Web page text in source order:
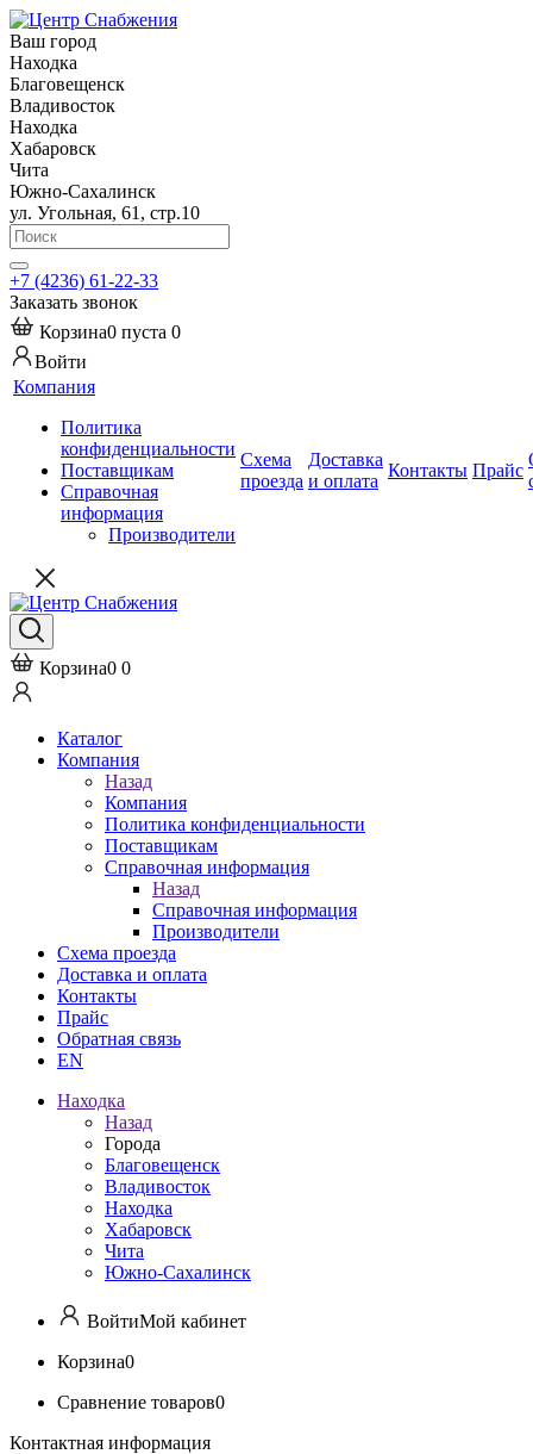
Ваш город
Находка
Благовещенск
Владивосток
Находка
Хабаровск
Чита
Южно-Сахалинск
ул. Угольная, 61, стр.10
+7 (4236) 61-22-33
Заказать звонок
Корзина0 пуста 0
Войти
Компания
Политика
конфиденциальности
Поставщикам
Справочная
информация
Производители
Схема
проезда
Доставка
и оплата
Контакты Прайс
Корзина0 0
Каталог
Компания
Назад
Компания
Политика конфиденциальности
Поставщикам
Справочная информация
Назад
Справочная информация
Производители
Схема проезда
Доставка и оплата
Контакты
Прайс
Обратная связь
EN
Находка
Назад
Города
Благовещенск
Владивосток
Находка
Хабаровск
Чита
Южно-Сахалинск
ВойтиМой кабинет
Корзина0
Сравнение товаров0
Контактная информация